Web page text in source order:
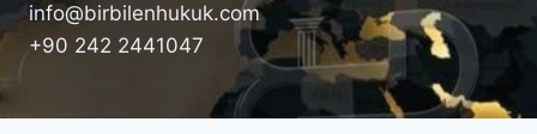
info@birbilenhukuk.com
+90 242 2441047